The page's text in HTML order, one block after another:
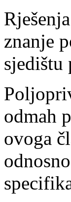
znanje
sjedištu
odmah
ovoga